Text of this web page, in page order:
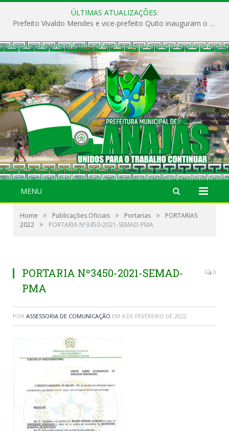
ÚLTIMAS ATUALIZAÇÕES:
Prefeito Vivaldo Mendes e vice-prefeito Quito inauguram o CAPS e fortalecem a saúde pública em Anajás.
MENU
Home » Publicações Oficiais » Portarias »
PORTARIAS
2022 » PORTARIA Nº3450-2021-SEMAD-PMA
PORTARIA Nº3450-2021-SEMAD-
PMA
0
POR ASSESSORIA DE COMUNICAÇÃO EM 4 DE FEVEREIRO DE 2022